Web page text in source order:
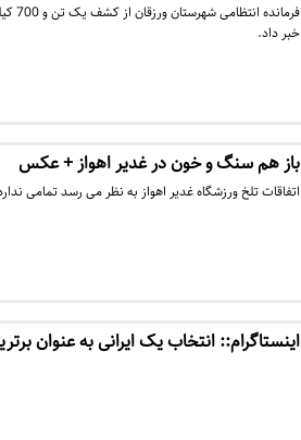
خبر داد.
باز هم سنگ و خون در غدیر اهواز + عکس
اتفاقات تلخ ورزشگاه غدیر اهواز به نظر می رسد تمامی
اینستاگرام:: انتخاب یک ایرانی به عنوان